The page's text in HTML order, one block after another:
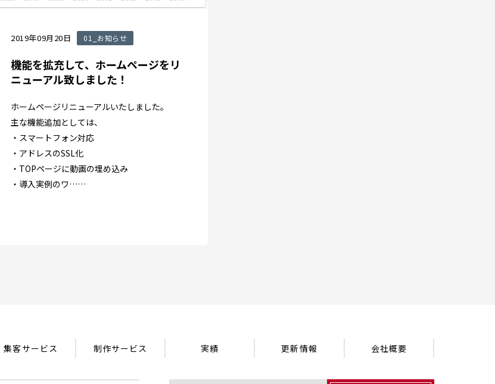
2019年09月20日 01_お知らせ
機能を拡充して、ホームページをリ
ニューアル致しました！
ホームページリニューアルいたしました。
主な機能追加としては、
・スマートフォン対応
・アドレスのSSL化
・TOPページに動画の埋め込み
・導入実例のワ……
集客サービス 制作サービス 実績 更新情報 会社概要